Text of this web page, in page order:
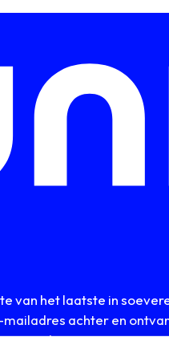
van het laatste in
achter en